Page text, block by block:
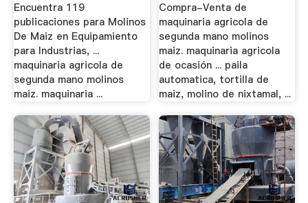
Encuentra 119
publicaciones para Molinos
De Maiz en Equipamiento
para Industrias, ...
maquinaria agricola de
segunda mano molinos
maiz. maquinaria ...
Compra-Venta de
maquinaria agricola de
segunda mano molinos
maiz. maquinaria agricola
de ocasión ... paila
automatica, tortilla de
maiz, molino de nixtamal, ...